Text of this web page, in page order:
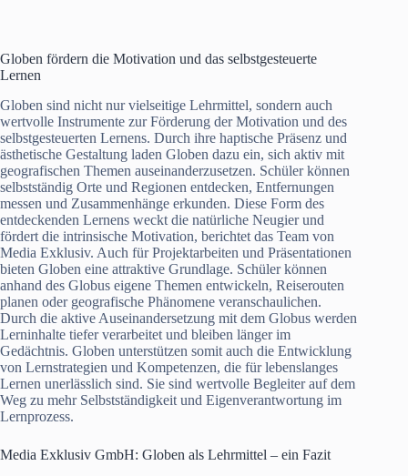
Globen fördern die Motivation und das selbstgesteuerte
Lernen
Globen sind nicht nur vielseitige Lehrmittel, sondern auch
wertvolle Instrumente zur Förderung der Motivation und des
selbstgesteuerten Lernens. Durch ihre haptische Präsenz und
ästhetische Gestaltung laden Globen dazu ein, sich aktiv mit
geografischen Themen auseinanderzusetzen. Schüler können
selbstständig Orte und Regionen entdecken, Entfernungen
messen und Zusammenhänge erkunden. Diese Form des
entdeckenden Lernens weckt die natürliche Neugier und
fördert die intrinsische Motivation, berichtet das Team von
Media Exklusiv. Auch für Projektarbeiten und Präsentationen
bieten Globen eine attraktive Grundlage. Schüler können
anhand des Globus eigene Themen entwickeln, Reiserouten
planen oder geografische Phänomene veranschaulichen.
Durch die aktive Auseinandersetzung mit dem Globus werden
Lerninhalte tiefer verarbeitet und bleiben länger im
Gedächtnis. Globen unterstützen somit auch die Entwicklung
von Lernstrategien und Kompetenzen, die für lebenslanges
Lernen unerlässlich sind. Sie sind wertvolle Begleiter auf dem
Weg zu mehr Selbstständigkeit und Eigenverantwortung im
Lernprozess.
Media Exklusiv GmbH: Globen als Lehrmittel – ein Fazit